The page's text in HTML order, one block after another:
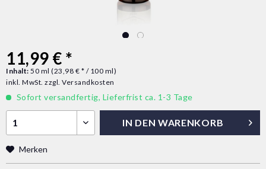
11,99 € *
Inhalt: 50 ml (23,98 € * / 100 ml)
inkl. MwSt. zzgl. Versandkosten
Sofort versandfertig, Lieferfrist ca. 1-3 Tage
IN DEN WARENKORB
Merken